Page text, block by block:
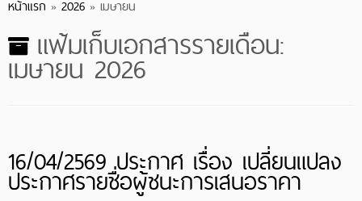
หน้าแรก » 2026 » เมษายน
แฟ้มเก็บเอกสารรายเดือน:
เมษายน 2026
16/04/2569 ประกาศ เรื่อง เปลี่ยนแปลง
ประกาศรายชื่อผู้ชนะการเสนอราคา